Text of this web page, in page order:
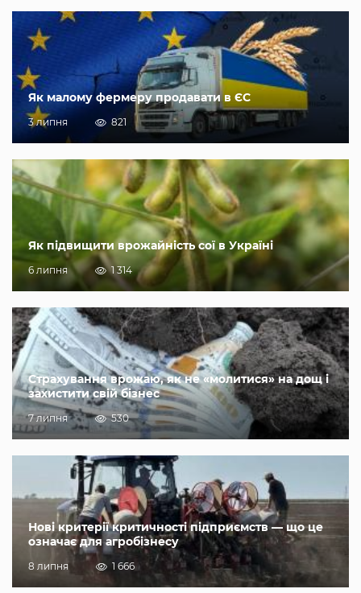
Як малому фермеру продавати в ЄС
3 липня 821
Як підвищити врожайність сої в Україні
6 липня 1 314
Страхування врожаю, як не «молитися» на дощ і
захистити свій бізнес
7 липня 530
Нові критерії критичності підприємств — що це
означає для агробізнесу
8 липня 1 666